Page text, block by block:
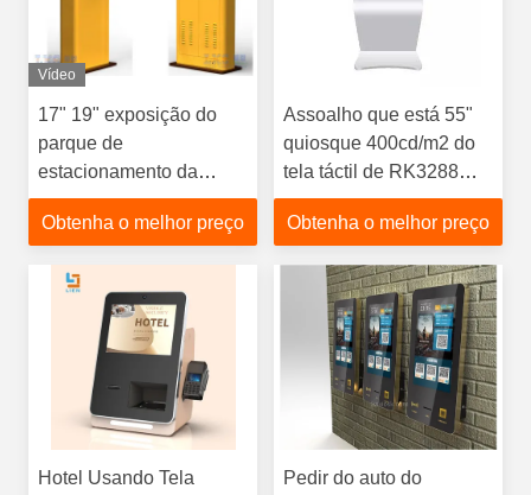
Vídeo
17" 19" exposição do
parque de
estacionamento da
posição do assoalho do
quiosque do tela táctil do
Obtenha o melhor preço
Assoalho que está 55"
quiosque 400cd/m2 do
tela táctil de RK3288
Wifi
Obtenha o melhor preço
Hotel Usando Tela
Pedir do auto do